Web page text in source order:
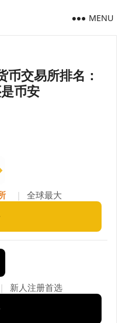
MENU
交易所排名：
币安
|
全球最大
|
新人注册首选